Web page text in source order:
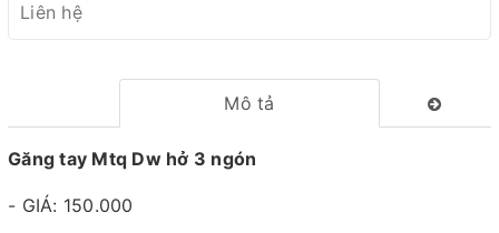
Liên hệ
Mô tả
Găng tay Mtq Dw hở 3 ngón
- GIÁ: 150.000